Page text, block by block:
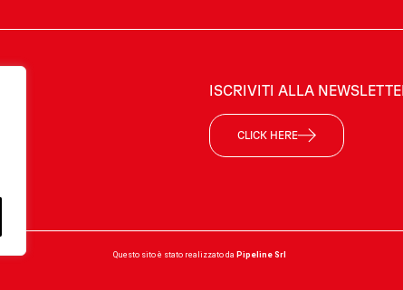
ISCRIVITI ALLA
CLICK HERE
Questo sito è stato realizzato da Pipeline Srl